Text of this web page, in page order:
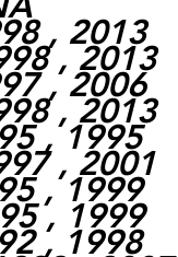
, 2013
, 2013
, 2006
, 2013
, 1995
, 2001
, 1999
, 1999
, 1998